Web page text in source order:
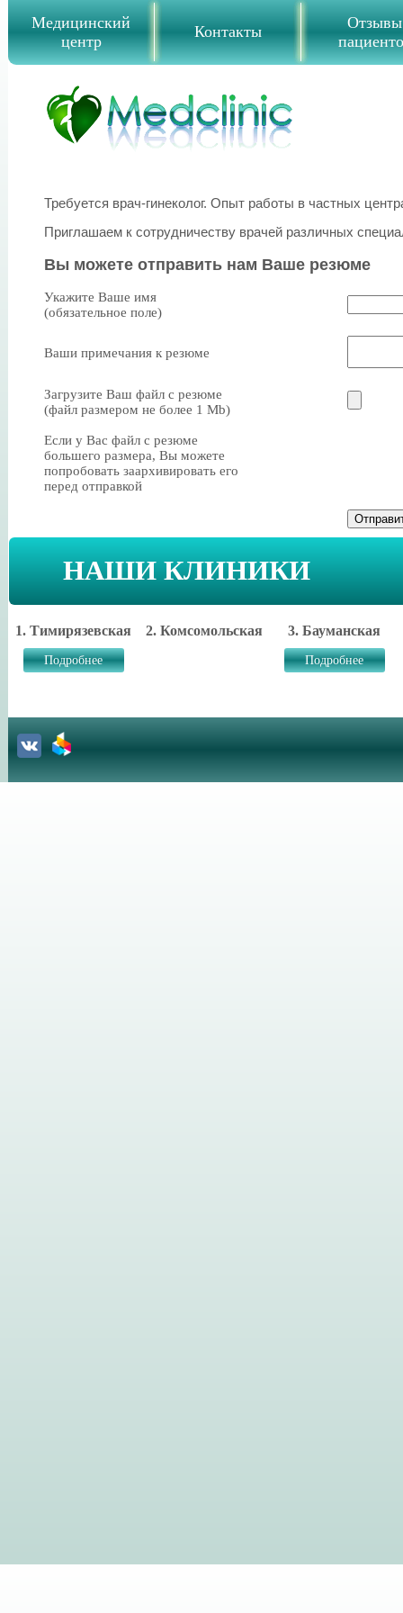
Медицинский
центр
Контакты
Отзывы
Требуется врач-гинеколог. Опыт работы в частных
Приглашаем к сотрудничеству врачей различных
Вы можете отправить нам Ваше резюме
Укажите Ваше имя
(обязательное поле)
Ваши примечания к резюме
Загрузите Ваш файл с резюме
(файл размером не более 1 Mb)
Если у Вас файл с резюме
большего размера, Вы можете
попробовать заархивировать его
перед отправкой
НАШИ КЛИНИКИ
1. Тимирязевская 2. Комсомольская 3. Бауманская
Подробнее Подробнее